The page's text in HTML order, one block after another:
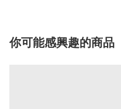
你可能感興趣的商品